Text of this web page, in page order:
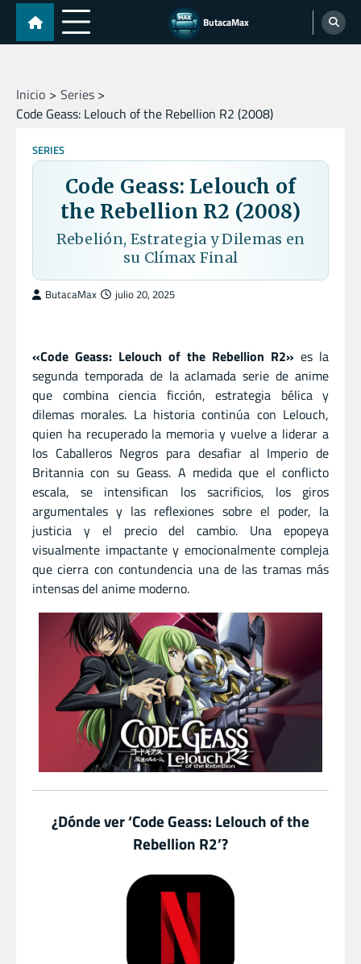
Skip
content
ButacaMax
Inicio
Series
Code Geass: Lelouch of the Rebellion R2 (2008)
SERIES
Code Geass: Lelouch of
the Rebellion R2 (2008)
Rebelión, Estrategia y Dilemas en
su Clímax Final
ButacaMax julio 20, 2025
«Code Geass: Lelouch of the Rebellion R2» es la
segunda temporada de la aclamada serie de anime
que combina ciencia ficción, estrategia bélica y
dilemas morales. La historia continúa con Lelouch,
quien ha recuperado la memoria y vuelve a liderar a
los Caballeros Negros para desafiar al Imperio de
Britannia con su Geass. A medida que el conflicto
escala, se intensifican los sacrificios, los giros
argumentales y las reflexiones sobre el poder, la
justicia y el precio del cambio. Una epopeya
visualmente impactante y emocionalmente compleja
que cierra con contundencia una de las tramas más
intensas del anime moderno.
¿Dónde ver ‘Code Geass: Lelouch of the
Rebellion R2’?